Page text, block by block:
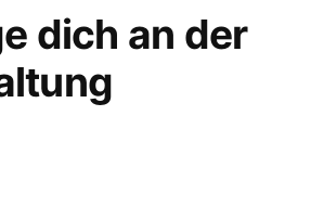
dich an der